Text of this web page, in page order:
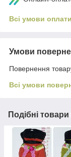
Всі умови оплати
Умови
Повернення
Всі умови
Подібні товари